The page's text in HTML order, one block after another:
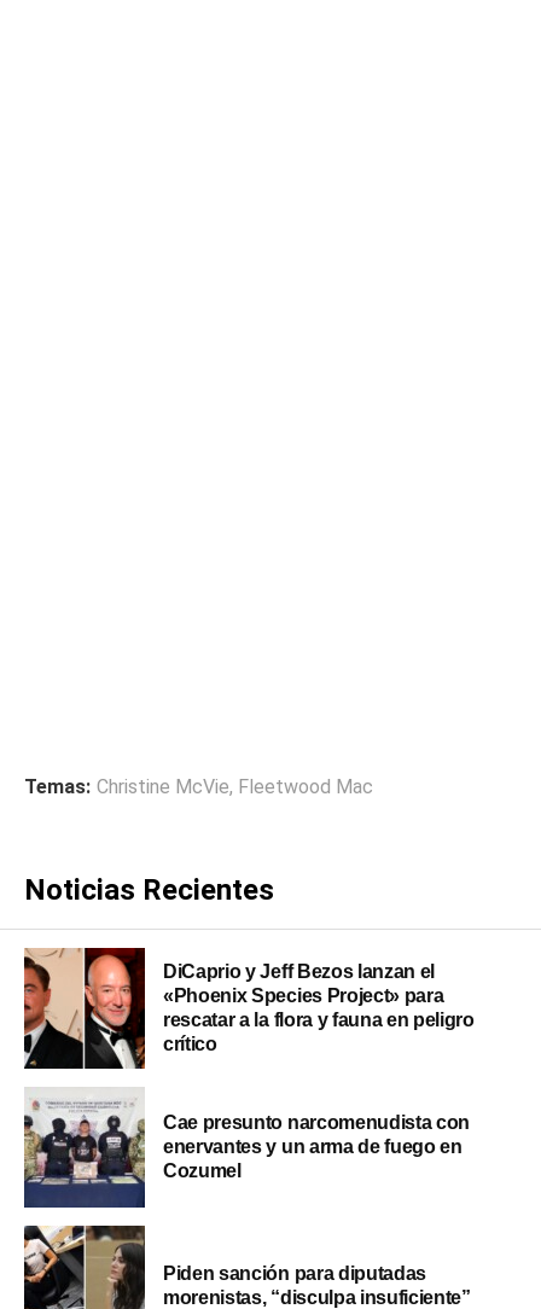
Temas: Christine McVie, Fleetwood Mac
Noticias Recientes
DiCaprio y Jeff Bezos lanzan el
«Phoenix Species Project» para
rescatar a la flora y fauna en peligro
crítico
Cae presunto narcomenudista con
enervantes y un arma de fuego en
Cozumel
Piden sanción para diputadas
morenistas, “disculpa insuficiente”